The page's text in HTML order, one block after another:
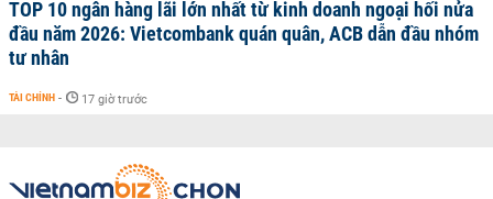
TOP 10 ngân hàng lãi lớn nhất từ kinh doanh ngoại hối nửa
đầu năm 2026: Vietcombank quán quân, ACB dẫn đầu nhóm
tư nhân
TÀI CHÍNH - 17 giờ trước